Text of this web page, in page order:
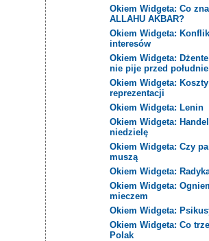
Okiem Widgeta: Co
ALLAHU AKBAR?
Okiem Widgeta:
interesów
Okiem Widgeta:
nie pije przed
Okiem Widgeta: Koszty
reprezentacji
Okiem Widgeta: Lenin
Okiem Widgeta:
niedzielę
Okiem Widgeta: Czy
muszą
Okiem Widgeta:
Okiem Widgeta:
mieczem
Okiem Widgeta:
Okiem Widgeta: Co
Polak